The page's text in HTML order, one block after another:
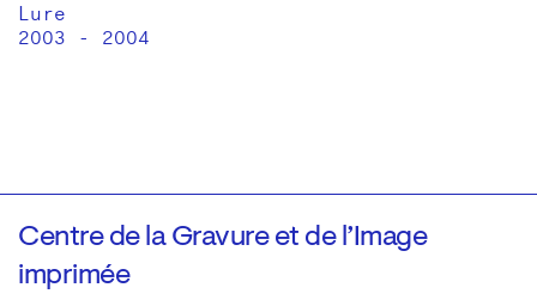
Lure
2003 - 2004
Centre de la Gravure et de l’Image
imprimée